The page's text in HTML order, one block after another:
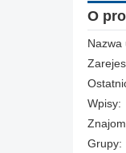
O
Nazwa
Wpisy:
Grupy: